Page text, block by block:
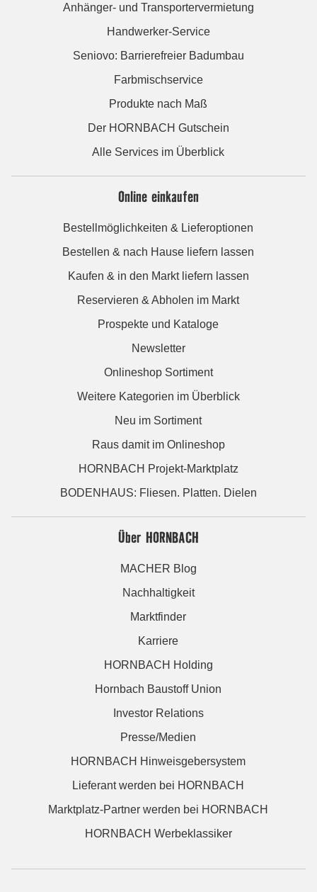
Anhänger- und Transportervermietung
Handwerker-Service
Seniovo: Barrierefreier Badumbau
Farbmischservice
Produkte nach Maß
Der HORNBACH Gutschein
Alle Services im Überblick
Online einkaufen
Bestellmöglichkeiten & Lieferoptionen
Bestellen & nach Hause liefern lassen
Kaufen & in den Markt liefern lassen
Reservieren & Abholen im Markt
Prospekte und Kataloge
Newsletter
Onlineshop Sortiment
Weitere Kategorien im Überblick
Neu im Sortiment
Raus damit im Onlineshop
HORNBACH Projekt-Marktplatz
BODENHAUS: Fliesen. Platten. Dielen
Über HORNBACH
MACHER Blog
Nachhaltigkeit
Marktfinder
Karriere
HORNBACH Holding
Hornbach Baustoff Union
Investor Relations
Presse/Medien
HORNBACH Hinweisgebersystem
Lieferant werden bei HORNBACH
Marktplatz-Partner werden bei HORNBACH
HORNBACH Werbeklassiker